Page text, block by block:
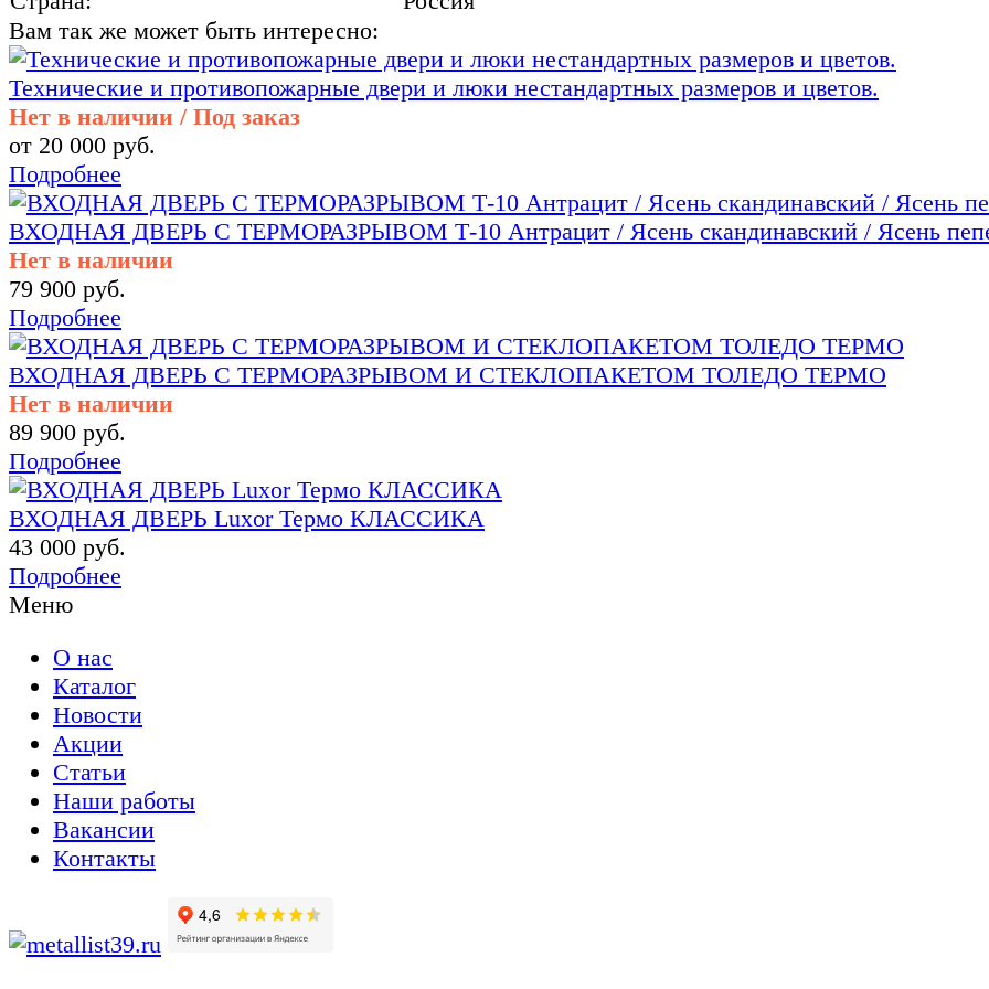
Вам так же может быть интересно:
Технические и противопожарные двери и люки нестандартных размеров и цветов.
Нет в наличии / Под заказ
от 20 000 руб.
Подробнее
ВХОДНАЯ ДВЕРЬ С ТЕРМОРАЗРЫВОМ Т-10 Антрацит / Ясень скандинавский / Ясень
Нет в наличии
79 900 руб.
Подробнее
ВХОДНАЯ ДВЕРЬ С ТЕРМОРАЗРЫВОМ И СТЕКЛОПАКЕТОМ ТОЛЕДО ТЕРМО
Нет в наличии
89 900 руб.
Подробнее
ВХОДНАЯ ДВЕРЬ Luxor Термо КЛАССИКА
43 000 руб.
Подробнее
Меню
О нас
Каталог
Новости
Акции
Статьи
Наши работы
Вакансии
Контакты